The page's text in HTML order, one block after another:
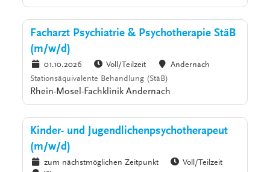
Facharzt Psychiatrie & Psychotherapie StäB
(m/w/d)
01.10.2026 Voll/Teilzeit
Andernach
Stationsäquivalente Behandlung (StäB)
Rhein-Mosel-Fachklinik Andernach
Kinder- und Jugendlichenpsychotherapeut
(m/w/d)
zum nächstmöglichen Zeitpunkt
Voll/Teilzeit